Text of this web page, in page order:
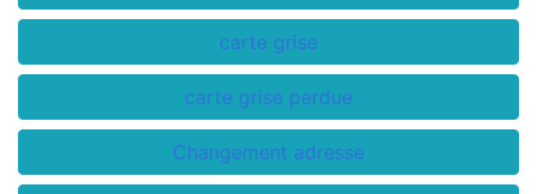
carte grise
carte grise perdue
Changement adresse